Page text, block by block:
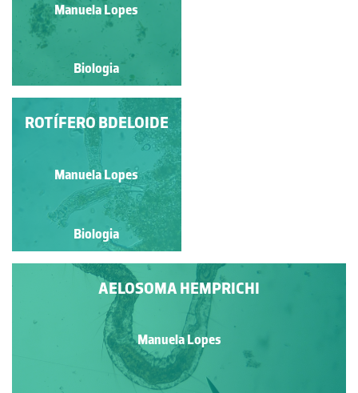
Manuela Lopes
Biologia
Manuela Lopes
Biologia
HYDRA, ESTRELA NO
ZOOPLANCTON
Manuela Lopes
Biologia
AELOSOMA HEMPRICHI
Manuela Lopes
ROTÍFERO BDELOIDE
Manuela Lopes
Biologia